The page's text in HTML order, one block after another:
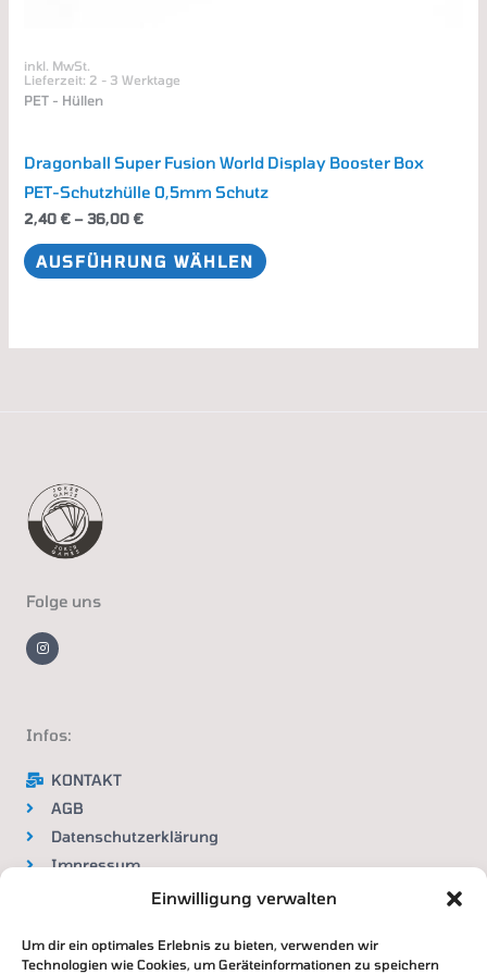
Einwilligung verwalten
Um dir ein optimales Erlebnis zu bieten, verwenden wir
Technologien wie Cookies, um Geräteinformationen zu speichern
inkl. MwSt.
Lieferzeit: 2 - 3 Werktage
PET - Hüllen
Dragonball Super Fusion World Display Booster Box
PET-Schutzhülle 0,5mm Schutz
2,40 € –36,00 €
AUSFÜHRUNG WÄHLEN
Folge uns
n
s
t
m
Infos:
KONTAKT
AGB
Datenschutzerklärung
Impressum
Widerrufsbelehrung
VERTRAG WIDERRUFEN